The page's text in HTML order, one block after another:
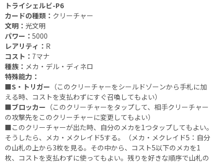
トライシェルビ-P6
カードの種類： クリーチャー
文明： 光文明
パワー： 5000
レアリティ： R
コスト： 7マナ
種族： メカ・デル・ディネロ
特殊能力：
■S・トリガー （このクリーチャーをシールドゾーンから手札に加
える時、コストを支払わずにすぐ召喚してもよい）
■ブロッカー （このクリーチャーをタップして、相手クリーチャー
の攻撃先をこのクリーチャーに変更してもよい）
■このクリーチャーが出た時、自分のメカを1つタップしてもよい。
そうしたら、メカ・メクレイド5する。（メカ・メクレイド5：自分
の山札の上から3枚を見る。その中から、コスト5以下のメカを1
枚、コストを支払わずに使ってもよい。残りを好きな順序で山札の